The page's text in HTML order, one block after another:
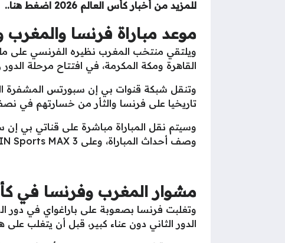
للمزيد من أخبار كأس العالم 2026 اضغط هنا..
موعد مباراة فرنسا والمغرب
ويلتقي منتخب المغرب نظيره الفرنسي على
القاهرة ومكة المكرمة، في افتتاح مرحلة الدور
وتنقل شبكة قنوات بي إن سبورتس المشفرة
تاريخيا على فرنسا والثأر من خسارتهم في نصف
وصف أحداث المباراة، وعلى beIN Sports MAX 3 بصوت المعلق التونسي عصام الشوالي.
مشوار المغرب وفرنسا في
الدور الثاني دون عناء كبير، قبل أن يتغلب